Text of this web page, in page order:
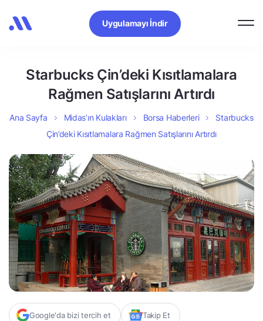
Uygulamayı İndir
Starbucks Çin’deki Kısıtlamalara
Rağmen Satışlarını Artırdı
Ana Sayfa Midas’ın Kulakları Borsa Haberleri
Starbucks
Çin’deki Kısıtlamalara Rağmen Satışlarını Artırdı
Google'da bizi tercih et Takip Et